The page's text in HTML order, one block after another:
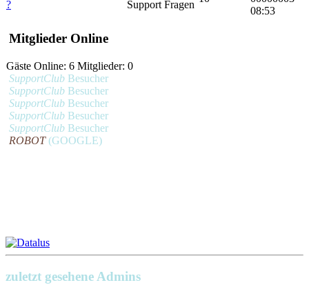
?
Support Fragen
08:53
Mitglieder Online
Gäste Online: 6 Mitglieder: 0
SupportClub Besucher
SupportClub Besucher
SupportClub Besucher
SupportClub Besucher
SupportClub Besucher
ROBOT(GOOGLE)
zuletzt gesehene Admins